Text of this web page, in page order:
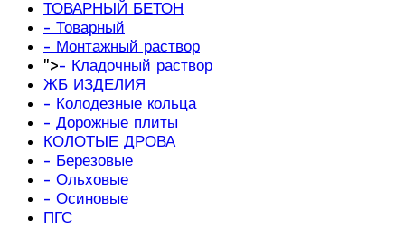
ТОВАРНЫЙ БЕТОН
- Товарный
- Монтажный раствор
">- Кладочный раствор
ЖБ ИЗДЕЛИЯ
- Колодезные кольца
- Дорожные плиты
КОЛОТЫЕ ДРОВА
- Березовые
- Ольховые
- Осиновые
ПГС